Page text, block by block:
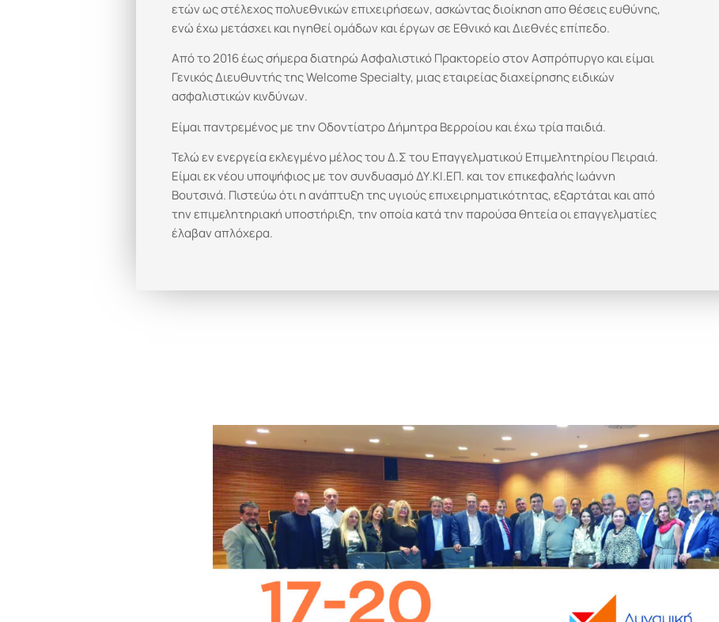
ετών ως στέλεχος πολυεθνικών επιχειρήσεων, ασκώντας διοίκηση απο θέσεις ευθύνης,
ενώ έχω μετάσχει και ηγηθεί ομάδων και έργων σε Εθνικό και Διεθνές επίπεδο.
Από το 2016 έως σήμερα διατηρώ Ασφαλιστικό Πρακτορείο στον Ασπρόπυργο και είμαι
Γενικός Διευθυντής της Welcome Specialty, μιας εταιρείας διαχείρησης ειδικών
ασφαλιστικών κινδύνων.
Είμαι παντρεμένος με την Οδοντίατρο Δήμητρα Βερροίου και έχω τρία παιδιά.
Τελώ εν ενεργεία εκλεγμένο μέλος του Δ.Σ του Επαγγελματικού Επιμελητηρίου Πειραιά.
Είμαι εκ νέου υποψήφιος με τον συνδυασμό ΔΥ.ΚΙ.ΕΠ. και τον επικεφαλής Ιωάννη
Βουτσινά. Πιστεύω ότι η ανάπτυξη της υγιούς επιχειρηματικότητας, εξαρτάται και από
την επιμελητηριακή υποστήριξη, την οποία κατά την παρούσα θητεία οι επαγγελματίες
έλαβαν απλόχερα.